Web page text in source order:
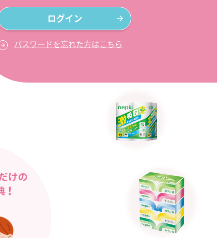
ログイン
パスワードを忘れた方はこちら